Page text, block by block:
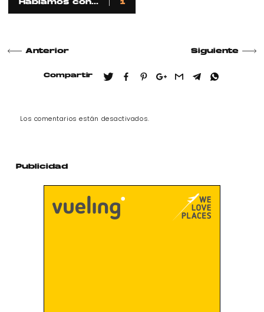
Hablamos con... 1
Anterior Siguiente
Compartir
Los comentarios están desactivados.
Publicidad